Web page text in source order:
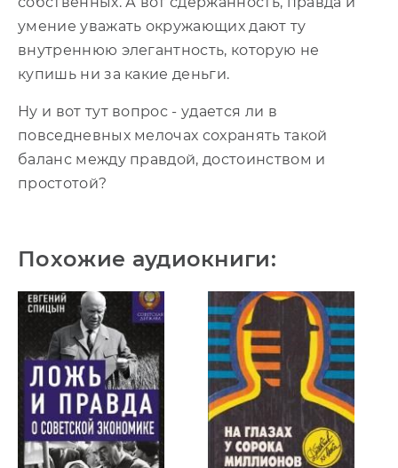
умение уважать окружающих дают ту
внутреннюю элегантность, которую не
купишь ни за какие деньги.
Ну и вот тут вопрос - удается ли в
повседневных мелочах сохранять такой
баланс между правдой, достоинством и
простотой?
Похожие аудиокниги: